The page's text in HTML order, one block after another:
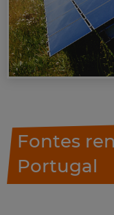
Fontes
Portugal